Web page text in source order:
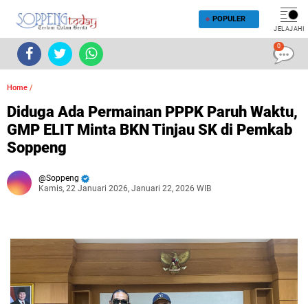
POPULER
JELAJAHI
Home /
Diduga Ada Permainan PPPK Paruh Waktu,
GMP ELIT Minta BKN Tinjau SK di Pemkab
Soppeng
Soppeng
Kamis, 22 Januari 2026, Januari 22, 2026 WIB
0